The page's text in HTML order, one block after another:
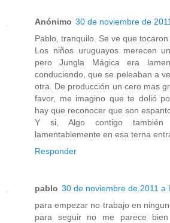
Anónimo 30 de noviembre de
Pablo, tranquilo. Se ve que
Los niños uruguayos merecen
pero Jungla Mágica era
conduciendo, que se peleaban a
otra. De producción un cero mas
favor, me imagino que te dolió
hay que reconocer que son
Y si, Algo contigo también
lamentablemente en esa terna
Responder
pablo 30 de noviembre de 2011 a
para empezar no trabajo en
para seguir no me parece